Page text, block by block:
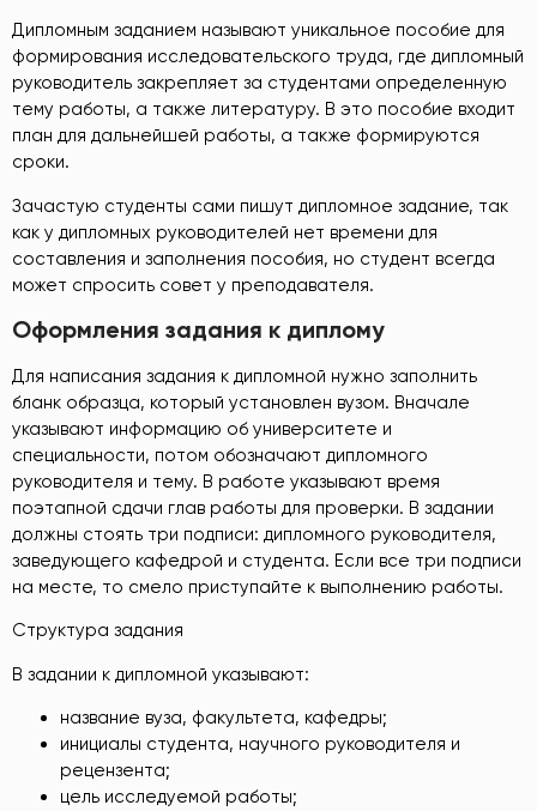
Дипломным заданием называют уникальное пособие для
формирования исследовательского труда, где дипломный
руководитель закрепляет за студентами определенную
тему работы, а также литературу. В это пособие входит
план для дальнейшей работы, а также формируются
сроки.
Зачастую студенты сами пишут дипломное задание, так
как у дипломных руководителей нет времени для
составления и заполнения пособия, но студент всегда
может спросить совет у преподавателя.
Оформления задания к диплому
Для написания задания к дипломной нужно заполнить
бланк образца, который установлен вузом. Вначале
указывают информацию об университете и
специальности, потом обозначают дипломного
руководителя и тему. В работе указывают время
поэтапной сдачи глав работы для проверки. В задании
должны стоять три подписи: дипломного руководителя,
заведующего кафедрой и студента. Если все три подписи
на месте, то смело приступайте к выполнению работы.
Структура задания
В задании к дипломной указывают:
название вуза, факультета, кафедры;
инициалы студента, научного руководителя и
рецензента;
цель исследуемой работы;